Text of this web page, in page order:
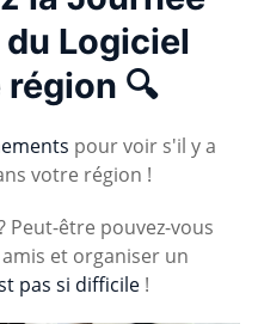
Logiciel
🔍
pour voir s'il y a
votre région !
Peut-être pouvez-vous
et organiser un
pas si difficile !